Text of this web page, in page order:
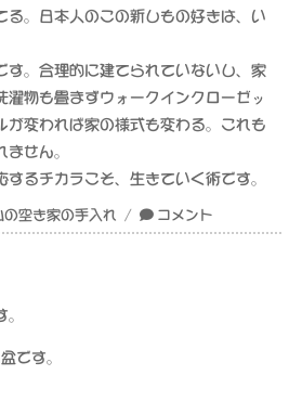
る。日本人のこの新しもの好きは、い
す。合理的に建てられていないし、家
濯物も畳まずウォークインクローゼッ
が変われば家の様式も変わる。これも
せん。
るチカラこそ、生きていく術です。
の空き家の手入れ
彼
岸
コメント
です。